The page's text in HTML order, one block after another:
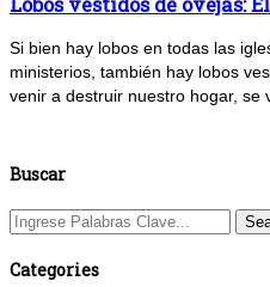
Si bien hay lobos en todas las
ministerios, también hay lobos
venir a destruir nuestro hogar, se
Buscar
Categories